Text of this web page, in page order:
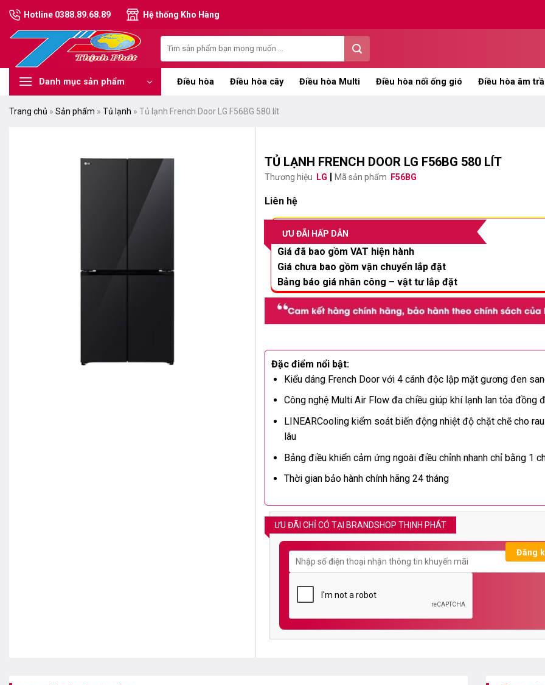
Chuyển
đến
nội
Hotline 0388.89.68.89 Hệ thống Kho Hàng
kiếm:
Danh mục sản phẩm Điều hòa Điều hòa cây Điều hòa Multi Điều hòa nối ống gió Điều hòa âm
Trang chủ » Sản phẩm » Tủ lạnh » Tủ lạnh French Door LG F56BG 580 lít
TỦ LẠNH FRENCH DOOR LG F56BG 580 LÍT
Thương hiệu LG Mã sản phẩm F56BG
Liên hệ
ƯU ĐÃI HẤP DẪN
Giá đã bao gồm VAT hiện hành
Giá chưa bao gồm vận chuyển lắp đặt
Bảng báo giá nhân công – vật tư lắp đặt
Đặc điểm nổi bật:
Kiểu dáng French Door với 4 cánh độc lập mặt gương đen
Công nghệ Multi Air Flow đa chiều giúp khí lạnh lan tỏa đồng
LINEARCooling kiểm soát biến động nhiệt độ chặt chẽ cho
lâu
Bảng điều khiển cảm ứng ngoài điều chỉnh nhanh chỉ bằng 1
Thời gian bảo hành chính hãng 24 tháng
ƯU ĐÃI CHỈ CÓ TẠI BRANDSHOP THỊNH PHÁT